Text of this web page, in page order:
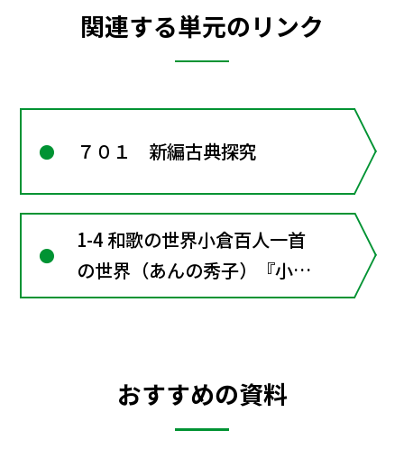
関連する単元のリンク
７０１ 新編古典探究
1-4 和歌の世界小倉百人一首
の世界（あんの秀子）『小倉
百人一首』より〔言語〕和歌
おすすめの資料